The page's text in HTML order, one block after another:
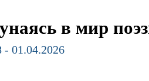
в мир
- 01.04.2026